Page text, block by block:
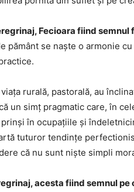
Fecioara fiind
pământ se naște o armonie
rurală, pastorală, au
un simț pragmatic care, în
în ocupațiile și
tuturor tendințe
că nu sunt niște simpli
acesta fiind semnul